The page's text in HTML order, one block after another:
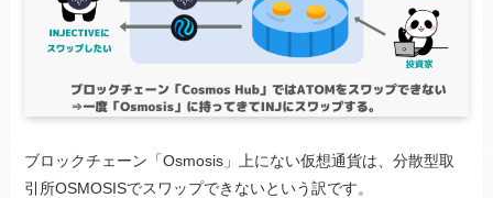
ブロックチェーン「Osmosis」上にない仮想通貨は、分散型取
引所OSMOSISでスワップできないという訳です。